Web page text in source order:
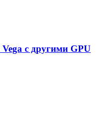
с другими GPU